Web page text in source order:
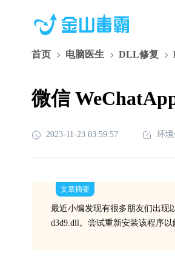
首页 电脑医生 DLL修复
微信
2023-11-23 03:59:57 环
文章摘要
最近小编发现有很多朋友们出现
d3d9.dll。尝试重新安装该程序